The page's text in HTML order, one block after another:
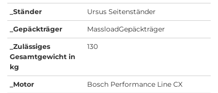
_Ständer
Ursus Seitenständer
_Gepäckträger
MassloadGepäckträger
_Zulässiges
Gesamtgewicht in
kg
130
_Motor
Bosch Performance Line CX